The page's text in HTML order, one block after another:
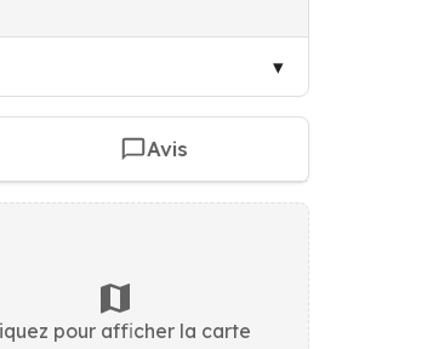
Avis
pour afficher la carte